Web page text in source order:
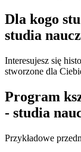
Dla kogo
studia
Interesujesz się
stworzone dla
Program
- studia
Przykładowe